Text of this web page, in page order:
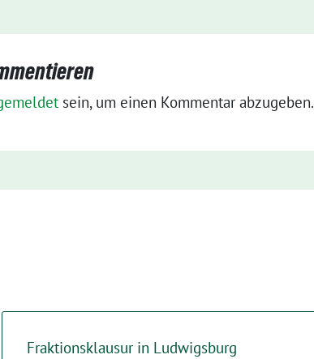
sein, um einen Kommentar abzugeben.
Fraktionsklausur in Ludwigsburg